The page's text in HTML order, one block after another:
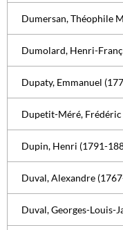
Dumersan, Théophile
Dumolard, Henri-
Dupaty, Emmanuel
Dupetit-Méré, Frédéric
Dupin, Henri (1791-
Duval, Alexandre
Duval, Georges-Louis-